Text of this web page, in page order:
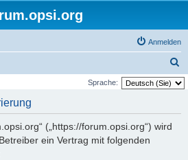
Anmelden
u
Sprache:
(„https://forum.opsi.org“) wird
ein Vertrag mit folgenden